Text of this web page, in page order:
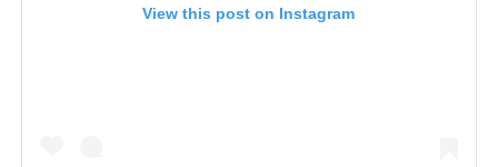
View this post on Instagram